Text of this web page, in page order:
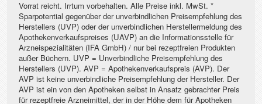
Vorrat reicht. Irrtum vorbehalten. Alle Preise inkl. MwSt. *
Sparpotential gegenüber der unverbindlichen Preisempfehlung des
Herstellers (UVP) oder der unverbindlichen Herstellermeldung des
Apothekenverkaufspreises (UAVP) an die Informationsstelle für
Arzneispezialitäten (IFA GmbH) / nur bei rezeptfreien Produkten
außer Büchern. UVP = Unverbindliche Preisempfehlung des
Herstellers (UVP). AVP = Apothekenverkaufspreis (AVP). Der
AVP ist keine unverbindliche Preisempfehlung der Hersteller. Der
AVP ist ein von den Apotheken selbst in Ansatz gebrachter Preis
für rezeptfreie Arzneimittel, der in der Höhe dem für Apotheken